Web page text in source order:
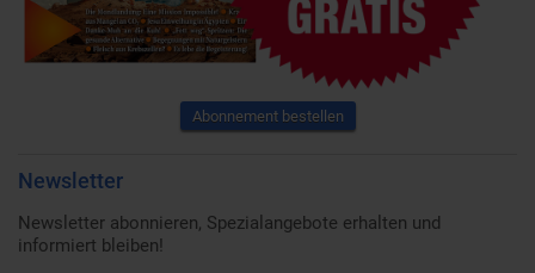
Abonnement bestellen
Newsletter
Newsletter abonnieren, Spezialangebote erhalten und
informiert bleiben!